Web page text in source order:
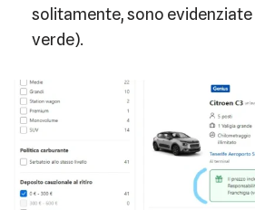
solitamente, sono evidenziate
verde).